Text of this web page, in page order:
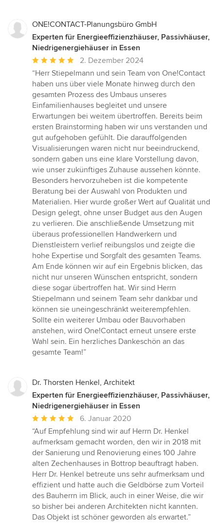
ONE!CONTACT-Planungsbüro GmbH
Experten für Energieeffizienzhäuser, Passivhäuser,
Niedrigenergiehäuser in Essen
Durchschnittliche
Bewertung:
5
von
5
Sternen
2. Dezember 2024
“Herr Stiepelmann und sein Team von One!Contact
haben uns über viele Monate hinweg durch den
gesamten Prozess des Umbaus unseres
Einfamilienhauses begleitet und unsere
Erwartungen bei weitem übertroffen. Bereits beim
ersten Brainstorming haben wir uns verstanden und
gut aufgehoben gefühlt. Die darauffolgenden
Visualisierungen waren nicht nur beeindruckend,
sondern gaben uns eine klare Vorstellung davon,
wie unser zukünftiges Zuhause aussehen könnte.
Besonders hervorzuheben ist die kompetente
Beratung bei der Auswahl von Produkten und
Materialien. Hier wurde großer Wert auf Qualität und
Design gelegt, ohne unser Budget aus den Augen
zu verlieren. Die anschließende Umsetzung mit
überaus professionellen Handwerkern und
Dienstleistern verlief reibungslos und zeigte die
hohe Expertise und Sorgfalt des gesamten Teams.
Am Ende können wir auf ein Ergebnis blicken, das
nicht nur unseren Wünschen entspricht, sondern
diese sogar übertroffen hat. Wir sind Herrn
Stiepelmann und seinem Team sehr dankbar und
können sie uneingeschränkt weiterempfehlen.
Sollte ein weiterer Umbau oder Bauvorhaben
anstehen, wird One!Contact erneut unsere erste
Wahl sein. Ein herzliches Dankeschön an das
gesamte Team!”
Dr. Thorsten Henkel, Architekt
Experten für Energieeffizienzhäuser, Passivhäuser,
Niedrigenergiehäuser in Essen
Durchschnittliche
Bewertung:
5
von
5
Sternen
6. Januar 2020
“Auf Empfehlung sind wir auf Herrn Dr. Henkel
aufmerksam gemacht worden, den wir in 2018 mit
der Sanierung und Renovierung eines 100 Jahre
alten Zechenhauses in Bottrop beauftragt haben.
Herr Dr. Henkel betreute uns sehr aufmerksam und
effizient und hatte auch die Geldbörse zum Vorteil
des Bauherrn im Blick, auch in einer Weise, die wir
so bisher bei anderen Architekten nicht kannten.
Das Objekt ist schöner geworden als erwartet.”